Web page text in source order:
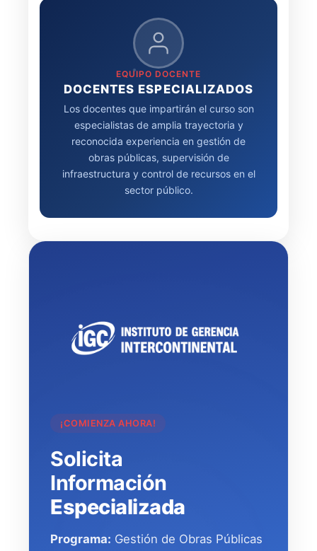
EQUIPO DOCENTE
DOCENTES ESPECIALIZADOS
Los docentes que impartirán el curso son
especialistas de amplia trayectoria y
reconocida experiencia en gestión de
obras públicas, supervisión de
infraestructura y control de recursos en el
sector público.
¡COMIENZA AHORA!
Solicita
Información
Especializada
Programa: Gestión de Obras Públicas